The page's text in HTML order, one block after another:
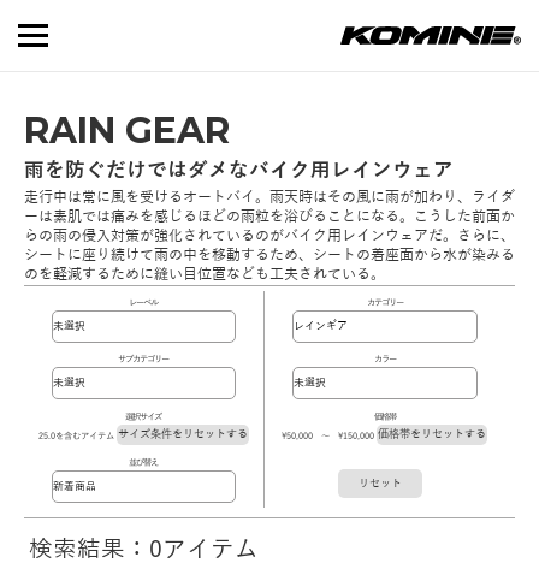
RAIN GEAR
雨を防ぐだけではダメなバイク用レインウェア
走行中は常に風を受けるオートバイ。雨天時はその風に雨が加わり、ライダ
ーは素肌では痛みを感じるほどの雨粒を浴びることになる。こうした前面か
らの雨の侵入対策が強化されているのがバイク用レインウェアだ。さらに、
シートに座り続けて雨の中を移動するため、シートの着座面から水が染みる
のを軽減するために縫い目位置なども工夫されている。
レーベル カテゴリー
サブカテゴリー カラー
選択サイズ
25.0を含むアイテム サイズ条件をリセットする
価格帯
\50,000 ～ \150,000 価格帯をリセットする
並び替え
リセット
検索結果：0アイテム